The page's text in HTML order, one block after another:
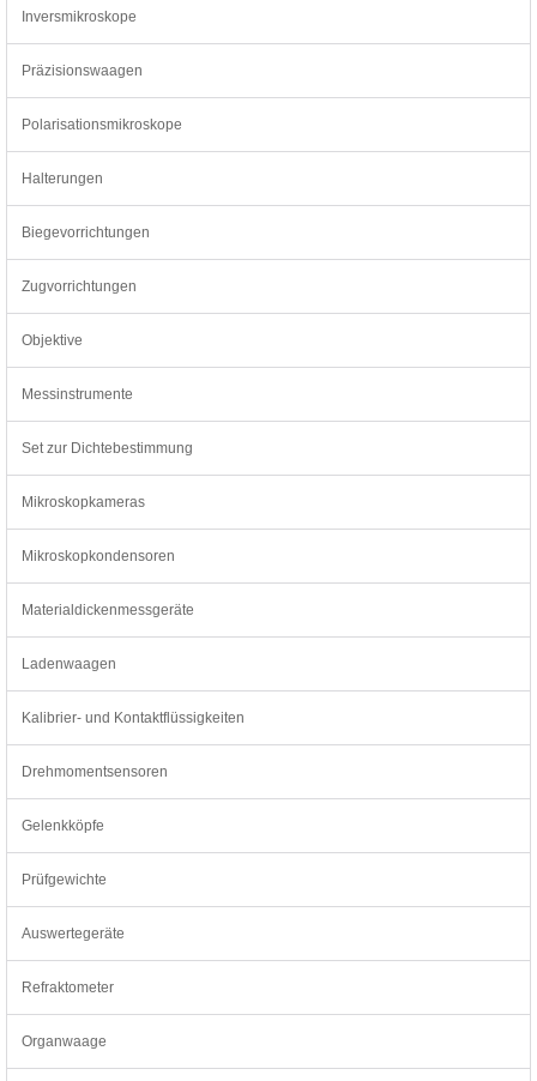
Inversmikroskope
Präzisionswaagen
Polarisationsmikroskope
Halterungen
Biegevorrichtungen
Zugvorrichtungen
Objektive
Messinstrumente
Set zur Dichtebestimmung
Mikroskopkameras
Mikroskopkondensoren
Materialdickenmessgeräte
Ladenwaagen
Kalibrier- und Kontaktflüssigkeiten
Drehmomentsensoren
Gelenkköpfe
Prüfgewichte
Auswertegeräte
Refraktometer
Organwaage